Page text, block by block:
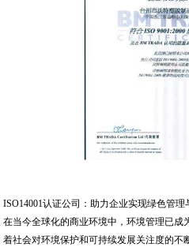
ISO14001认证公司：助力企业实现绿色管理
在当今全球化的商业环境中，环境管理已
着社会对环境保护和可持续发展关注度的不